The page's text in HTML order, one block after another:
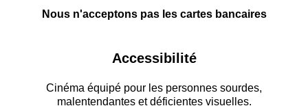
Nous n'acceptons pas les cartes bancaires
Accessibilité
Cinéma équipé pour les personnes sourdes,
malentendantes et déficientes visuelles.